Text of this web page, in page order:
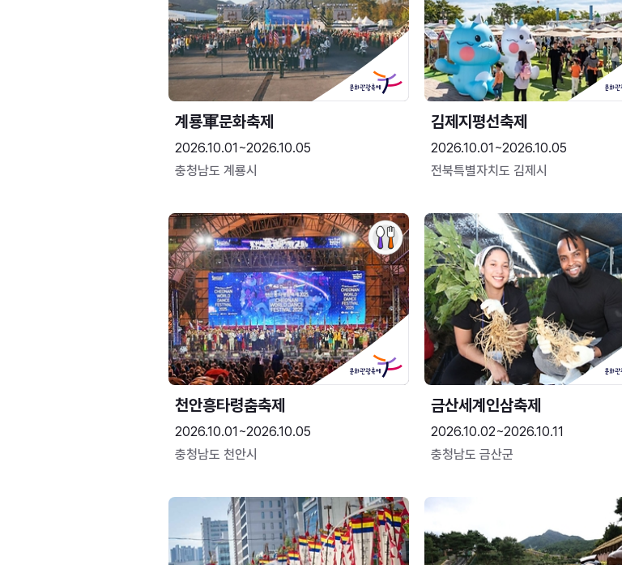
2026.10.01~2026.10.05
충청남도 계룡시
김제지평선축제
2026.10.01~2026.10.05
전북특별자치도 김제시
천안흥타령춤축제
2026.10.01~2026.10.05
충청남도 천안시
금산세계인삼축제
2026.10.02~2026.10.11
충청남도 금산군